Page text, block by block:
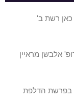
רשת ב'
אלבשן מראיין
בפרשת הדלפת